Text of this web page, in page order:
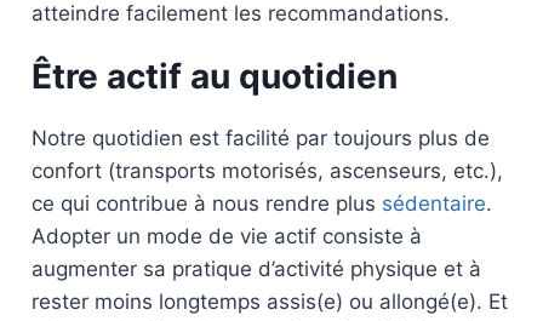
atteindre facilement les recommandations.
Être actif au quotidien
Notre quotidien est facilité par toujours plus de
confort (transports motorisés, ascenseurs, etc.),
ce qui contribue à nous rendre plus sédentaire.
Adopter un mode de vie actif consiste à
augmenter sa pratique d’activité physique et à
rester moins longtemps assis(e) ou allongé(e). Et